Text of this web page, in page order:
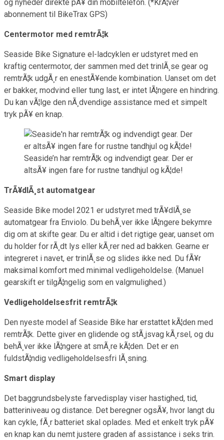
og nyheder direkte pÃ¥ din mobiltelefon. (*KrÃ¦ver
abonnement til BikeTrax GPS)
Centermotor med remtrÃ¦k
Seaside Bike Signature el-ladcyklen er udstyret med en
kraftig centermotor, der sammen med det trinlÃ¸se gear og
remtrÃ¦k udgÃ¸r en enestÃ¥ende kombination. Uanset om det
er bakker, modvind eller tung last, er intet lÃ¦ngere en hindring.
Du kan vÃ¦lge den nÃ¸dvendige assistance med et simpelt
tryk pÃ¥ en knap.
Seaside’n har remtrÃ¦k og indvendigt gear. Der er
altsÃ¥ ingen fare for rustne tandhjul og kÃ¦de!
TrÃ¥dlÃ¸st automatgear
Seaside Bike model 2021 er udstyret med trÃ¥dlÃ¸se
automatgear fra Enviolo. Du behÃ¸ver ikke lÃ¦ngere bekymre
dig om at skifte gear. Du er altid i det rigtige gear, uanset om
du holder for rÃ¸dt lys eller kÃ¸rer ned ad bakken. Gearne er
integreret i navet, er trinlÃ¸se og slides ikke ned. Du fÃ¥r
maksimal komfort med minimal vedligeholdelse. (Manuel
gearskift er tilgÃ¦ngelig som en valgmulighed.)
Vedligeholdelsesfrit remtrÃ¦k
Den nyeste model af Seaside Bike har erstattet kÃ¦den med
remtrÃ¦k. Dette giver en glidende og stÃ¸jsvag kÃ¸rsel, og du
behÃ¸ver ikke lÃ¦ngere at smÃ¸re kÃ¦den. Det er en
fuldstÃ¦ndig vedligeholdelsesfri lÃ¸sning.
Smart display
Det baggrundsbelyste farvedisplay viser hastighed, tid,
batteriniveau og distance. Det beregner ogsÃ¥, hvor langt du
kan cykle, fÃ¸r batteriet skal oplades. Med et enkelt tryk pÃ¥
en knap kan du nemt justere graden af assistance i seks trin.